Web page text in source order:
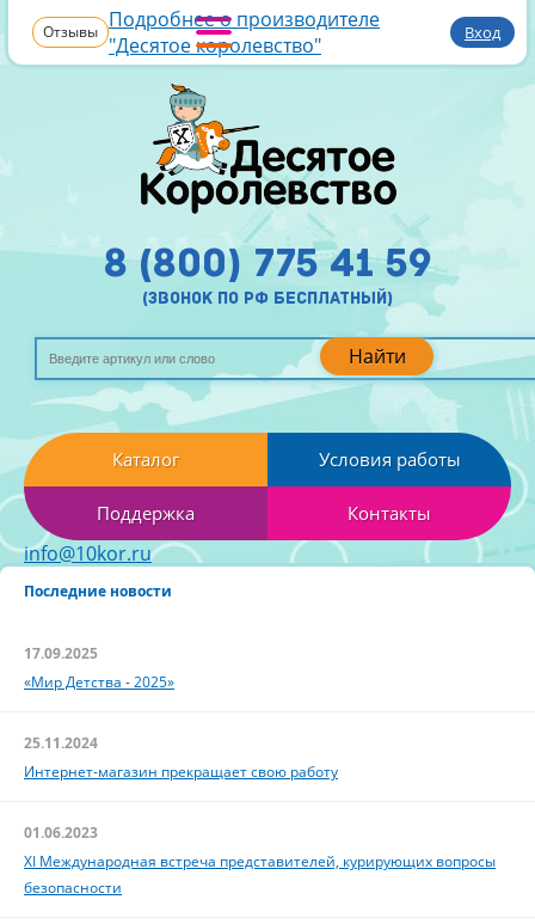
Отзывы Подробнее о производителе
"Десятое королевство"
Вход
Найти
8 (800) 775 41 59
(звонок по рф бесплатный)
Каталог Условия работы
Поддержка Контакты
info@10kor.ru
Последние новости
17.09.2025
«Мир Детства - 2025»
25.11.2024
Интернет-магазин прекращает свою работу
01.06.2023
XI Международная встреча представителей, курирующих вопросы
безопасности